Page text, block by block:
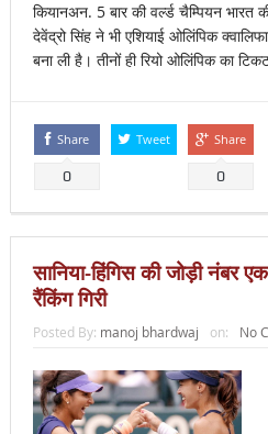
कियानअन. 5 बार की वर्ल्ड चैम्पियन भारत
देवेंद्रो सिंह ने भी एशियाई ओलिंपिक
बना ली है। तीनों ही रियो ओलिंपिक का
Share
0
Tweet Share
0
सानिया-हिंगिस की जोड़ी नंबर
रैंकिंग गिरी
Posted By: manoj bhardwaj on: No